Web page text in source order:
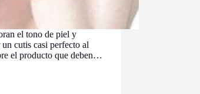
el tono de piel y
cutis casi perfecto al
el producto que deben…